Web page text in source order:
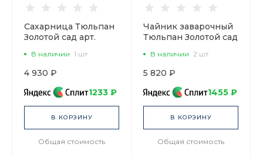
Сахарница Тюльпан
Золотой сад арт.
В наличии 1 шт
4 930 ₽
1233 ₽
В КОРЗИНУ
Общая стоимость
Чайник заварочный
Тюльпан Золотой сад
80.00007.00.1
В наличии 2 шт
5 820 ₽
1455 ₽
В КОРЗИНУ
Общая стоимость